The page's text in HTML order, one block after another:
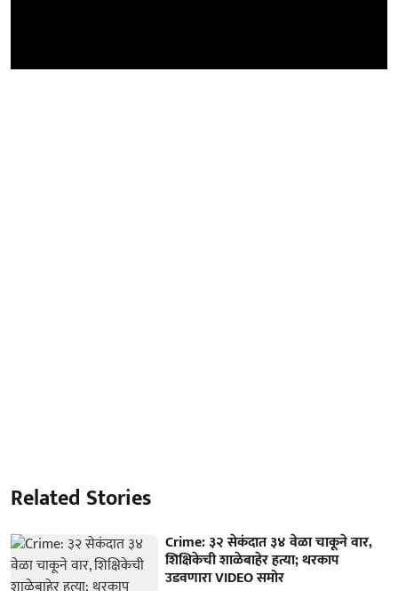
Related Stories
Crime: ३२ सेकंदात ३४ वेळा चाकूने वार,
शिक्षिकेची शाळेबाहेर हत्या; थरकाप
उडवणारा VIDEO समोर